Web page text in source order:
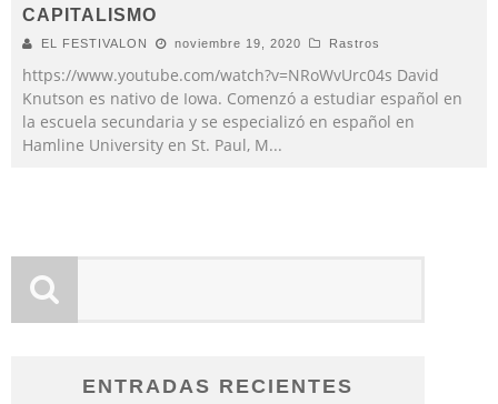
CAPITALISMO
EL FESTIVALON noviembre 19, 2020 Rastros
https://www.youtube.com/watch?v=NRoWvUrc04s David
Knutson es nativo de Iowa. Comenzó a estudiar español en
la escuela secundaria y se especializó en español en
Hamline University en St. Paul, M...
ENTRADAS RECIENTES